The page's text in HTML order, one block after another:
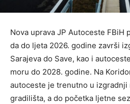
Nova uprava JP Autoceste FBiH
da do ljeta 2026. godine završi
Sarajeva do Save, kao i
moru do 2028. godine. Na
autoceste je trenutno u izgradnji
gradilišta, a do početka ljetne